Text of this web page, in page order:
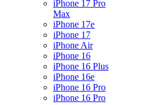
iPhone 17 Pro
Max
iPhone 17e
iPhone 17
iPhone Air
iPhone 16
iPhone 16 Plus
iPhone 16e
iPhone 16 Pro
iPhone 16 Pro